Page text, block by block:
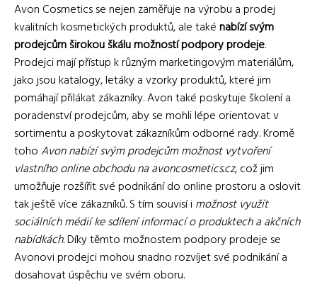
Avon Cosmetics se nejen zaměřuje na výrobu a prodej
kvalitních kosmetických produktů, ale takénabízí svým
prodejcům širokou škálu možností podpory prodeje.
Prodejci mají přístup k různým marketingovým materiálům,
jako jsou katalogy, letáky a vzorky produktů, které jim
pomáhají přilákat zákazníky. Avon také poskytuje školení a
poradenství prodejcům, aby se mohli lépe orientovat v
sortimentu a poskytovat zákazníkům odborné rady. Kromě
tohoAvon nabízí svým prodejcům možnost vytvoření
vlastního online obchodu na avoncosmetics.cz, což jim
umožňuje rozšířit své podnikání do online prostoru a oslovit
tak ještě více zákazníků. S tím souvisí imožnost využít
sociálních médií ke sdílení informací o produktech a akčních
nabídkách. Díky těmto možnostem podpory prodeje se
Avonovi prodejci mohou snadno rozvíjet své podnikání a
dosahovat úspěchu ve svém oboru.